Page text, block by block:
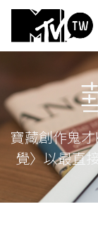
寶藏創作鬼
覺〉以最直